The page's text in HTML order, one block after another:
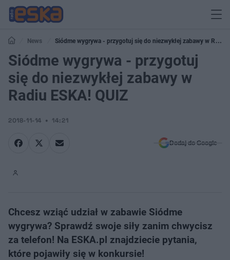
News
Siódme wygrywa - przygotuj się do niezwykłej zabawy w Radiu
ESKA! QUIZ
Siódme wygrywa - przygotuj
się do niezwykłej zabawy w
Radiu ESKA! QUIZ
2018-11-14 14:21
Dodaj do Google
Chcesz wziąć udział w zabawie Siódme
wygrywa? Sprawdź swoje siły zanim chwycisz
za telefon! Na ESKA.pl znajdziecie pytania,
które pojawiły się w konkursie!